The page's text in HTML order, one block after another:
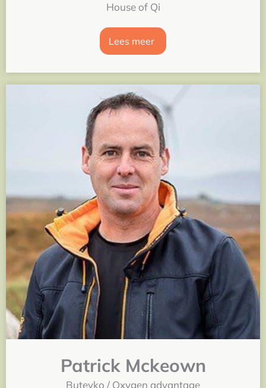
House of Qi
Lees meer
Patrick Mckeown
Buteyko / Oxygen advantage